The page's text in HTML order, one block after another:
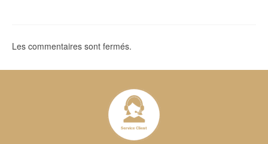
Les commentaires sont fermés.